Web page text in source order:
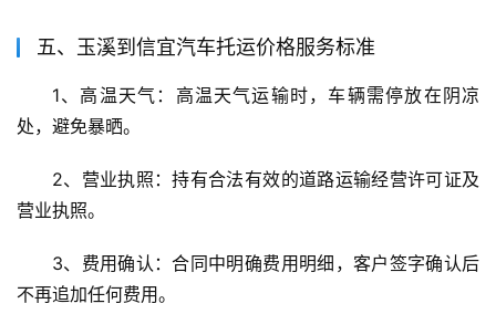
五、玉溪到信宜汽车托运价格服务标准
1、高温天气：高温天气运输时，车辆需停放在阴凉
处，避免暴晒。
2、营业执照：持有合法有效的道路运输经营许可证及
营业执照。
3、费用确认：合同中明确费用明细，客户签字确认后
不再追加任何费用。